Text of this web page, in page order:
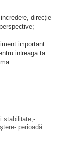
direcţie
important
intreaga ta
stabilitate;-
perioadă